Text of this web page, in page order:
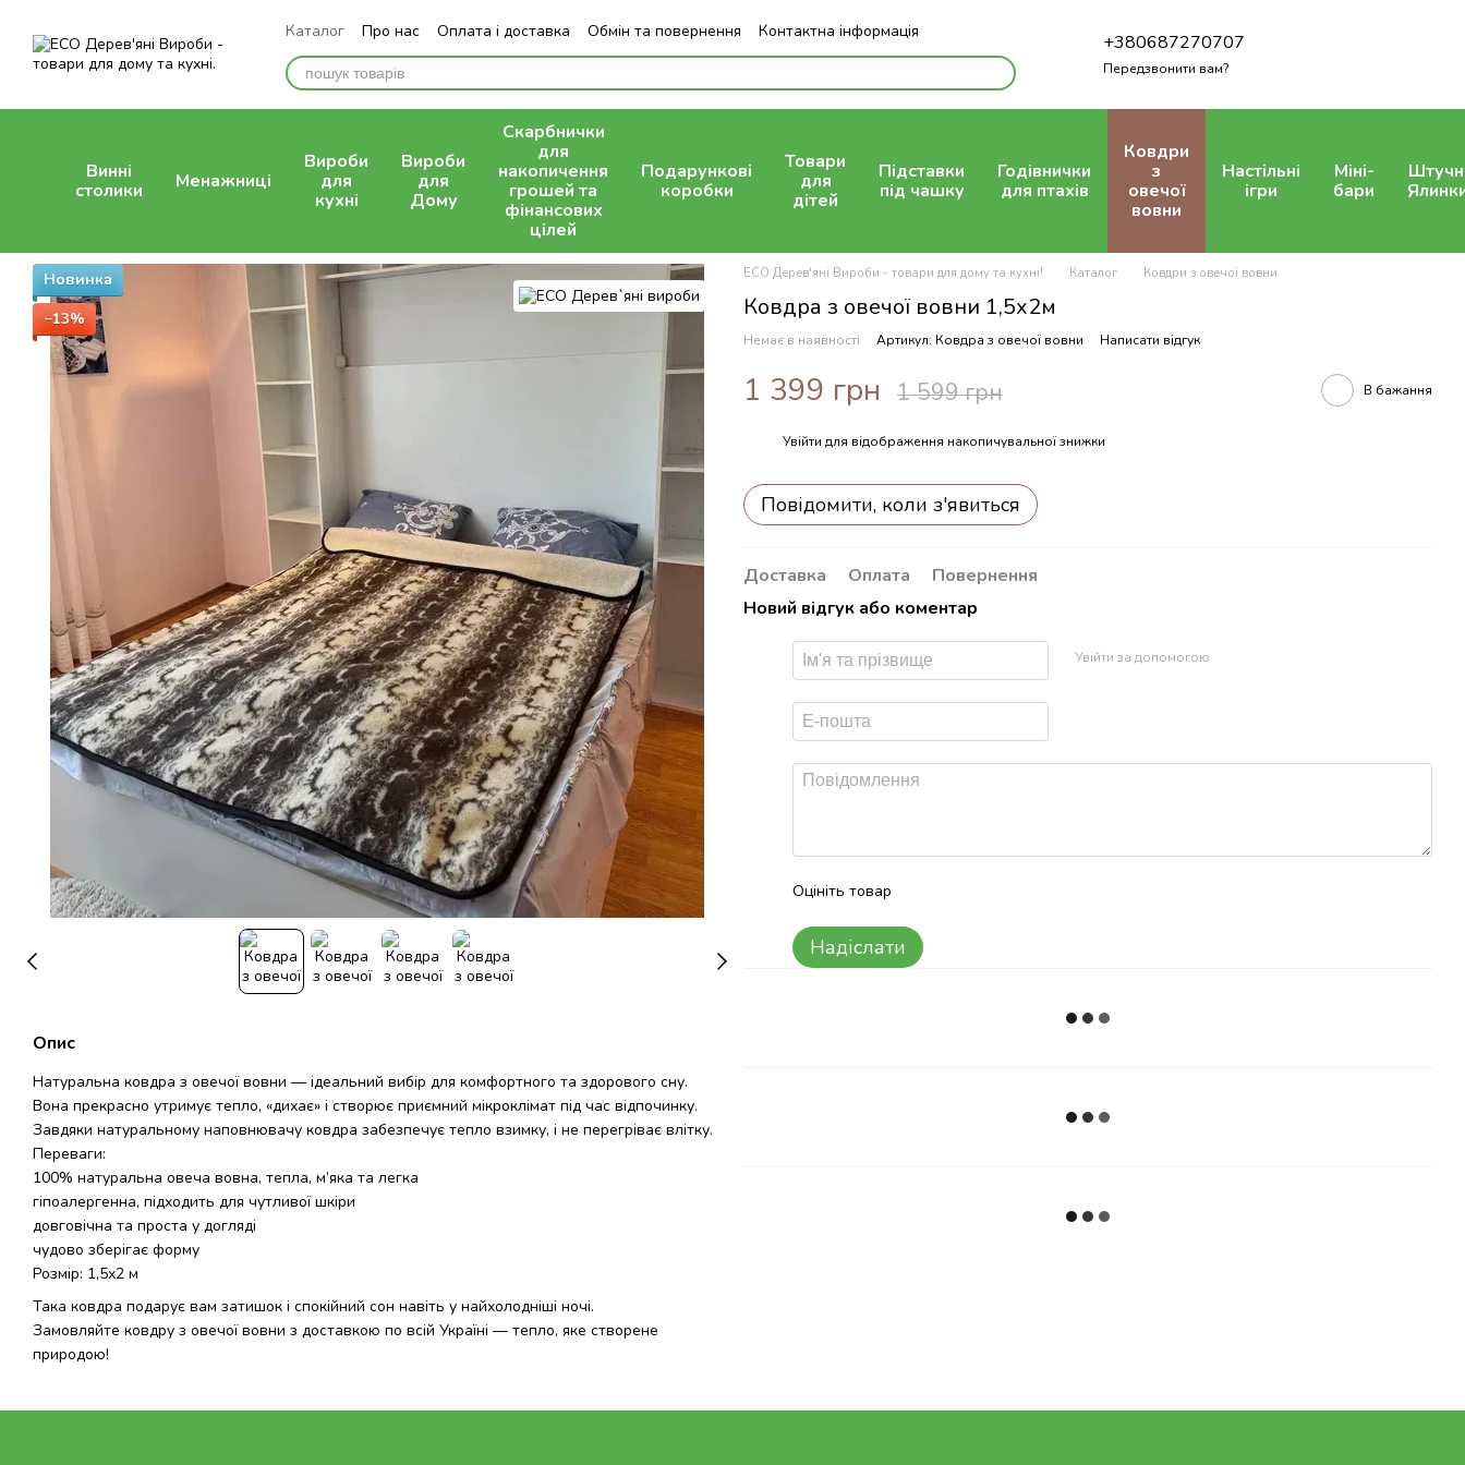
Каталог Про нас Оплата і доставка Обмін та повернення
Контактна інформація
Відгуки про магазин
+380687270707
Передзвонити вам?
Винні
столики
Менажниці
Вироби
для
кухні
Вироби
для
Дому
Скарбнички
для
накопичення
грошей та
фінансових
цілей
Подарункові
коробки
Товари
для
дітей
Підставки
під чашку
Годівнички
для птахів
Ковдри
з
овечої
вовни
Настільні
ігри
Міні-
бари
Новинка
−13%
Опис
Натуральна ковдра з овечої вовни — ідеальний вибір для комфортного та здорового сну.
Вона прекрасно утримує тепло, «дихає» і створює приємний мікроклімат під час відпочинку.
Завдяки натуральному наповнювачу ковдра забезпечує тепло взимку, і не перегріває влітку.
Переваги:
100% натуральна овеча вовна, тепла, м’яка та легка
гіпоалергенна, підходить для чутливої шкіри
довговічна та проста у догляді
чудово зберігає форму
Розмір: 1,5х2 м
Така ковдра подарує вам затишок і спокійний сон навіть у найхолодніші ночі.
Замовляйте ковдру з овечої вовни з доставкою по всій Україні — тепло, яке створене
природою!
ECO Дерев'яні Вироби - товари для дому та кухні! Каталог Ковдри з овечої вовни
Ковдра з овечої вовни 1,5х2м
Немає в наявності Артикул: Ковдра з овечої вовни Написати відгук
1 399 грн 1 599 грн В бажання
Увійти для відображення накопичувальної знижки
Повідомити, коли з'явиться
Доставка Оплата
Повернення
Новий відгук або коментар
Увійти за допомогою
Оцініть товар
Надіслати